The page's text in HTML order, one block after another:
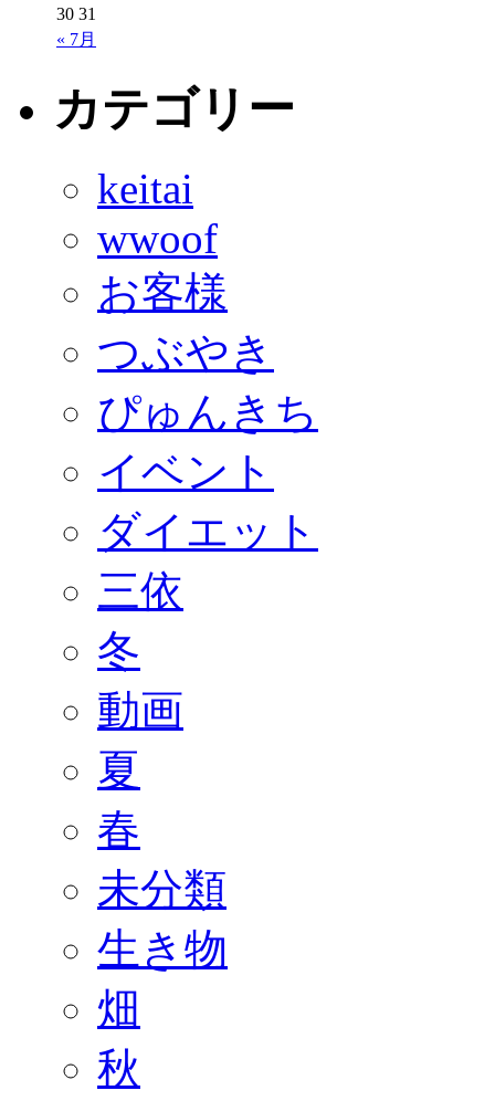
« 7月
30 31
カテゴリー
keitai
wwoof
お客様
つぶやき
ぴゅんきち
イベント
ダイエット
三依
冬
動画
夏
春
未分類
生き物
畑
秋